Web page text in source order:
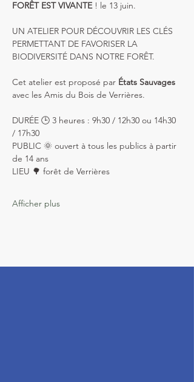
FORÊT EST VIVANTE ! le 13 juin.
UN ATELIER POUR DÉCOUVRIR LES CLÉS
PERMETTANT DE FAVORISER LA
BIODIVERSITÉ DANS NOTRE FORÊT.
Cet atelier est proposé par États Sauvages
avec les Amis du Bois de Verrières.
DURÉE 🕒 3 heures : 9h30 / 12h30 ou 14h30
/ 17h30
PUBLIC 🌞 ouvert à tous les publics à partir
de 14 ans
LIEU 🌳 forêt de Verrières
Afficher plus